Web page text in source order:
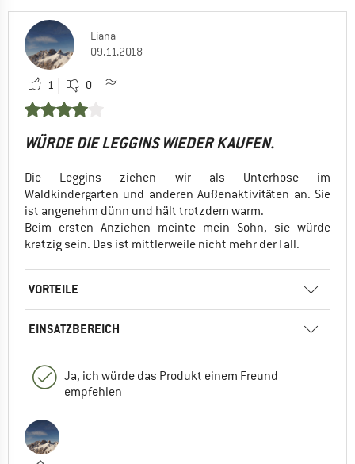
Liana
09.11.2018
1 0
WÜRDE DIE LEGGINS WIEDER KAUFEN.
Die Leggins ziehen wir als Unterhose im
Waldkindergarten und anderen Außenaktivitäten an. Sie
ist angenehm dünn und hält trotzdem warm.
Beim ersten Anziehen meinte mein Sohn, sie würde
kratzig sein. Das ist mittlerweile nicht mehr der Fall.
VORTEILE
EINSATZBEREICH
Ja, ich würde das Produkt einem Freund
empfehlen